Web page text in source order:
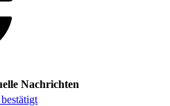
Nachrichten